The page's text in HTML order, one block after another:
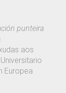
punteira
aos
Europea